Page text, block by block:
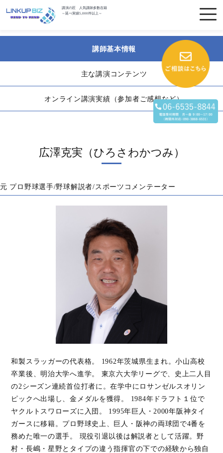
講演の匠 人気講師多数在籍
～延べ実績5,000件以上～
講師基本情報
主な講演コンテンツ
オンライン講演実績（参加者ご感想など）
広澤克実（ひろさわかつみ）
元 プロ野球選手/野球解説者/スポーツコメンテーター
和製スラッガーの代表格。 1962年茨城県生まれ。小山高校
卒業後、明治大学へ進学。 東京六大学リーグで、史上二人目
の2シーズン連続首位打者に。在学中にロサンゼルスオリン
ピックへ出場し、金メダルを獲得。 1984年ドラフト１位で
ヤクルトスワローズに入団。 1995年巨人・2000年阪神タイ
ガースに移籍。プロ野球史上、巨人・阪神の両球団で4番を
務めた唯一の選手。 現役引退以後は解説者として活躍。野
村・長嶋・星野とタイプの違う指揮官の下での経験から独自